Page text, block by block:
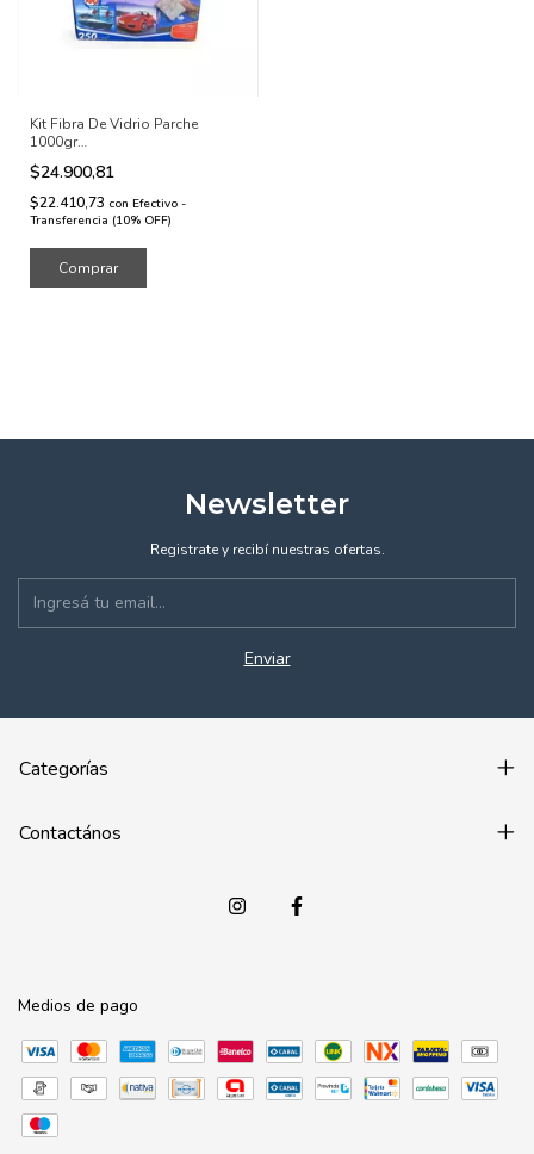
Kit Fibra De Vidrio Parche
1000gr
Resina+pincel+lijas+guante
$24.900,81
$22.410,73 con Efectivo -
Transferencia (10% OFF)
Newsletter
Registrate y recibí nuestras ofertas.
Categorías
Contactános
Medios de pago